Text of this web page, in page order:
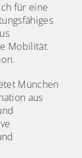
für eine
Mobilität
München
aus